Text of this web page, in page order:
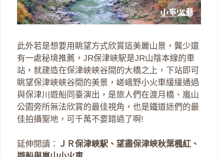
此外若是想要用眺望方式欣賞這美麗山景，龔少還
有一處秘境推薦，JR保津峽駅是JR山陰本線的車
站，就建造在保津峽峽谷間的大橋之上，下站即可
眺望保津峽峽谷間的美景，嵯峨野小火車緩緩通過
與保津川遊船同臺演出，是旅人們在渡月橋、嵐山
公園旁所無法欣賞的最佳視角，也是鐵道迷們的最
佳拍攝聖地，可千萬不要錯過了啊!
延伸閱讀： ＪＲ保津峽駅、望盡保津峡秋葉楓紅、